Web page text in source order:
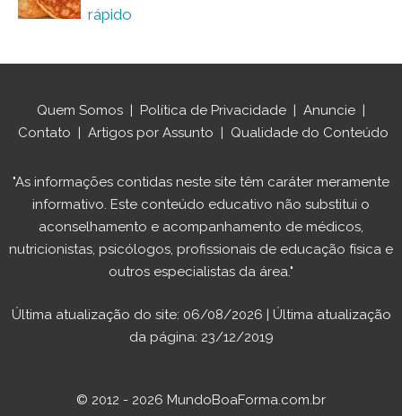
rápido
Quem Somos Política de Privacidade Anuncie
Contato
Artigos por Assunto Qualidade do Conteúdo
"As informações contidas neste site têm caráter meramente
informativo. Este conteúdo educativo não substitui o
aconselhamento e acompanhamento de médicos,
nutricionistas, psicólogos, profissionais de educação física e
outros especialistas da área."
Última atualização do site: 06/08/2026 | Última atualização
da página: 23/12/2019
© 2012 - 2026 MundoBoaForma.com.br